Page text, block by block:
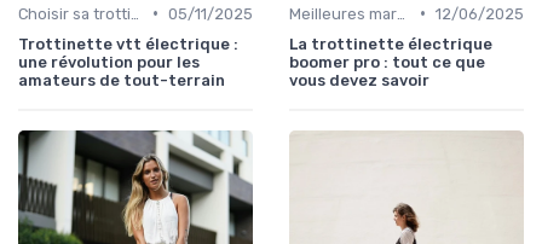
• 05/11/2025
Trottinette vtt électrique :
une révolution pour les
amateurs de tout-terrain
• 12/06/2025
La trottinette électrique
boomer pro : tout ce que
vous devez savoir